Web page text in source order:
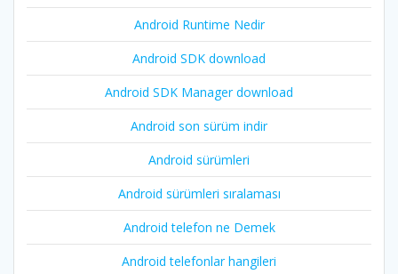
Android Runtime Nedir
Android SDK download
Android SDK Manager download
Android son sürüm indir
Android sürümleri
Android sürümleri sıralaması
Android telefon ne Demek
Android telefonlar hangileri